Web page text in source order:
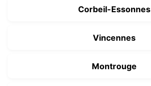
Corbeil-Essonnes
Vincennes
Montrouge